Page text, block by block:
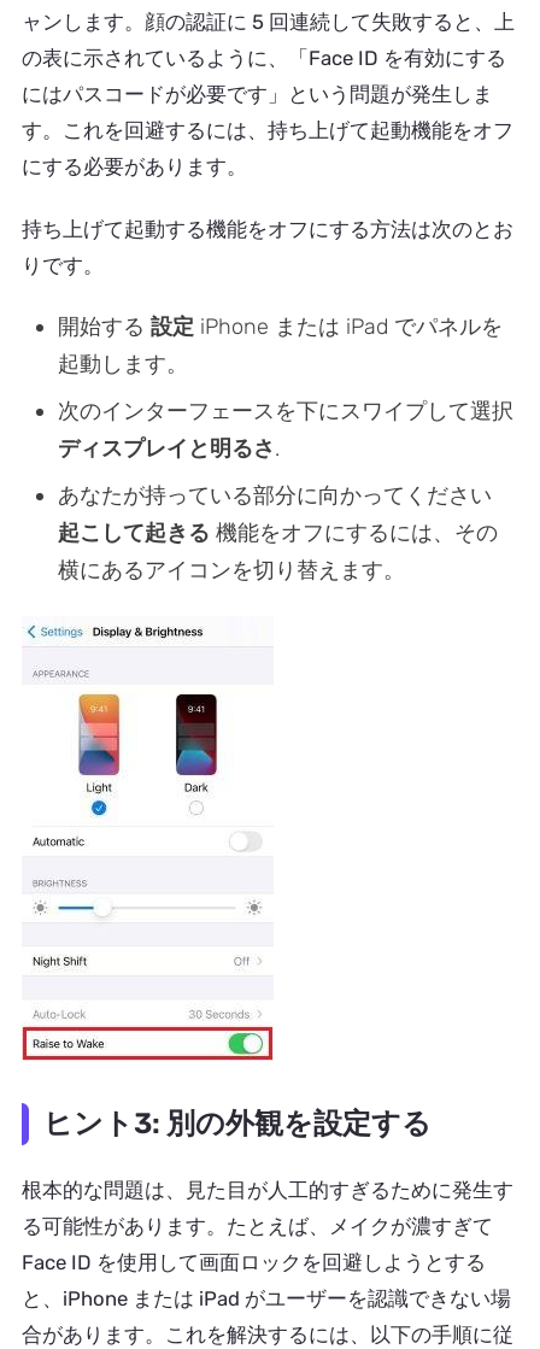
ャンします。顔の認証に 5 回連続して失敗すると、上
の表に示されているように、「Face ID を有効にする
にはパスコードが必要です」という問題が発生しま
す。これを回避するには、持ち上げて起動機能をオフ
にする必要があります。
持ち上げて起動する機能をオフにする方法は次のとお
りです。
開始する 設定 iPhone または iPad でパネルを
起動します。
次のインターフェースを下にスワイプして選択
ディスプレイと明るさ.
あなたが持っている部分に向かってください
起こして起きる 機能をオフにするには、その
横にあるアイコンを切り替えます。
ヒント3: 別の外観を設定する
根本的な問題は、見た目が人工的すぎるために発生す
る可能性があります。たとえば、メイクが濃すぎて
Face ID を使用して画面ロックを回避しようとする
と、iPhone または iPad がユーザーを認識できない場
合があります。これを解決するには、以下の手順に従